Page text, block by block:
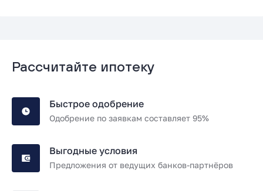
Рассчитайте ипотеку
Быстрое одобрение
Одобрение по заявкам составляет 95%
Выгодные условия
Предложения от ведущих банков-партнёров